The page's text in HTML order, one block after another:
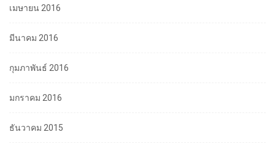
เมษายน 2016
มีนาคม 2016
กุมภาพันธ์ 2016
มกราคม 2016
ธันวาคม 2015